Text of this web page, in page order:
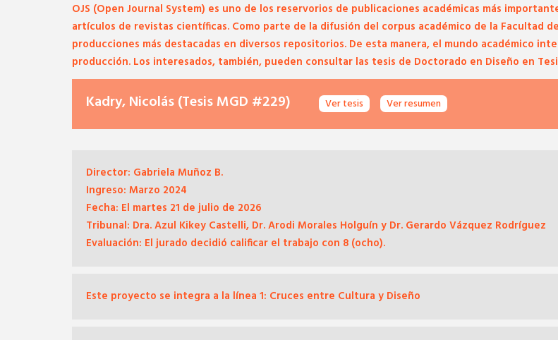
OJS (Open Journal System) es uno de los reservorios de publicaciones académicas más
artículos de revistas científicas. Como parte de la difusión del corpus académico de la Facultad
producciones más destacadas en diversos repositorios. De esta manera, el mundo académico
producción. Los interesados, también, pueden consultar las tesis de Doctorado en Diseño en
Kadry, Nicolás (Tesis MGD #229) Ver tesis Ver resumen
Director: Gabriela Muñoz B.
Ingreso: Marzo 2024
Fecha: El martes 21 de julio de 2026
Tribunal: Dra. Azul Kikey Castelli, Dr. Arodi Morales Holguín y Dr. Gerardo Vázquez Rodríguez
Evaluación: El jurado decidió calificar el trabajo con 8 (ocho).
Este proyecto se integra a la línea 1: Cruces entre Cultura y Diseño